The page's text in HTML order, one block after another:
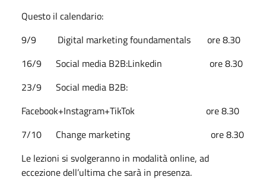
Questo il calendario:
9/9 Digital marketing foundamentals ore 8.30
16/9 Social media B2B:Linkedin ore 8.30
23/9 Social media B2B:
Facebook+Instagram+TikTok ore 8.30
7/10 Change marketing ore 8.30
Le lezioni si svolgeranno in modalità online, ad
eccezione dell’ultima che sarà in presenza.